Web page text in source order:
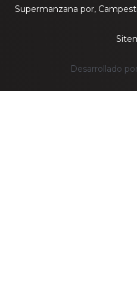
Supermanzana por,
Desarrollado